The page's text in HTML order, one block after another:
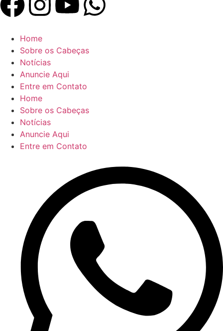
Home
Sobre os Cabeças
Notícias
Anuncie Aqui
Entre em Contato
Home
Sobre os Cabeças
Notícias
Anuncie Aqui
Entre em Contato